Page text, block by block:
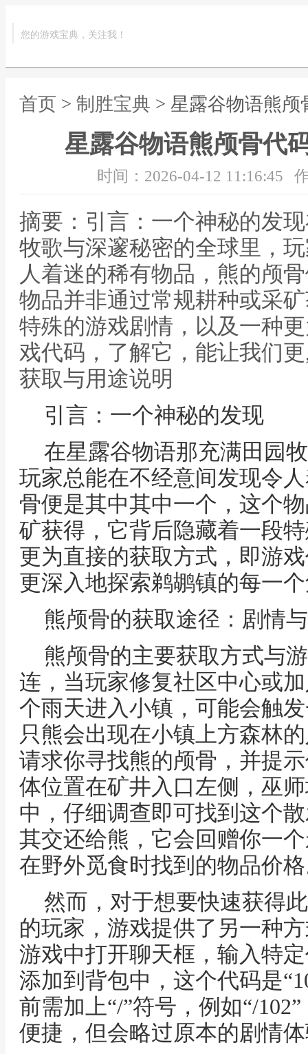
您的游戏宝典，关注我！
首页 > 制胜宝典 > 星露谷物语熊
星露谷物语熊颅骨代
时间：2026-04-12 11:16:45
摘要：引言：一个神秘的发
牧歌与深邃秘密的全球里，
人着迷的稀有物品，熊的颅
物品并非通过常规耕种或采
特殊的游戏剧情，以及一种
戏代码，了解它，能让我们
获取与用途说明
引言：一个神秘的发现
在星露谷物语那充满田园
玩家总能在不经意间发现令
骨便是其中其中一个，这个
矿获得，它背后隐藏着一段
更为直接的获取方式，即游
更深入地探索鹈鹕镇的每一
熊颅骨的获取途径：剧情
熊颅骨的主要获取方式与
连，当玩家修复社区中心或
个雨天进入小镇，可能会触
只熊会出现在小镇上方森林
请求你寻找熊的颅骨，并提
体位置在矿井入口左侧，巫
中，仔细调查即可找到这个
其交还给熊，它会回赠你一
在野外觅食时找到的物品价
然而，对于想要快速获得
的玩家，游戏提供了另一种
游戏中打开聊天框，输入特
添加到背包中，这个代码是
前需加上“/”符号，例如“/
便捷，但会略过原本的剧情